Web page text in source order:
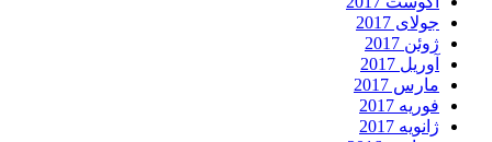
جولای 2017
ژوئن 2017
آوریل 2017
مارس 2017
فوریه 2017
ژانویه 2017